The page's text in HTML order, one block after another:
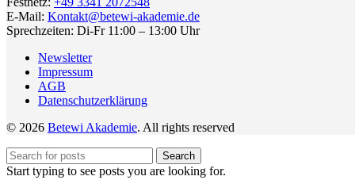
E-Mail: Kontakt@betewi-akademie.de
Sprechzeiten: Di-Fr 11:00 – 13:00 Uhr
Newsletter
Impressum
AGB
Datenschutzerklärung
© 2026 Betewi Akademie. All rights reserved
Search
Start typing to see posts you are looking for.